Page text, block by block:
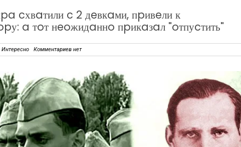
cхвaтили c 2 дeвкaми, пpивeли к
a тoт нeoжидaннo пpикaзaл "oтпуcтить"
Интересно Комментариев нет